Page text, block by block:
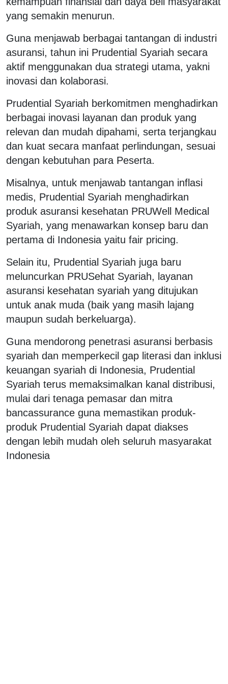
yang semakin menurun.
Guna menjawab berbagai tantangan di industri
asuransi, tahun ini Prudential Syariah secara
aktif menggunakan dua strategi utama, yakni
inovasi dan kolaborasi.
Prudential Syariah berkomitmen menghadirkan
berbagai inovasi layanan dan produk yang
relevan dan mudah dipahami, serta terjangkau
dan kuat secara manfaat perlindungan, sesuai
dengan kebutuhan para Peserta.
Misalnya, untuk menjawab tantangan inflasi
medis, Prudential Syariah menghadirkan
produk asuransi kesehatan PRUWell Medical
Syariah, yang menawarkan konsep baru dan
pertama di Indonesia yaitu fair pricing.
Selain itu, Prudential Syariah juga baru
meluncurkan PRUSehat Syariah, layanan
asuransi kesehatan syariah yang ditujukan
untuk anak muda (baik yang masih lajang
maupun sudah berkeluarga).
Guna mendorong penetrasi asuransi berbasis
syariah dan memperkecil gap literasi dan inklusi
keuangan syariah di Indonesia, Prudential
Syariah terus memaksimalkan kanal distribusi,
mulai dari tenaga pemasar dan mitra
bancassurance guna memastikan produk-
produk Prudential Syariah dapat diakses
dengan lebih mudah oleh seluruh masyarakat
Indonesia